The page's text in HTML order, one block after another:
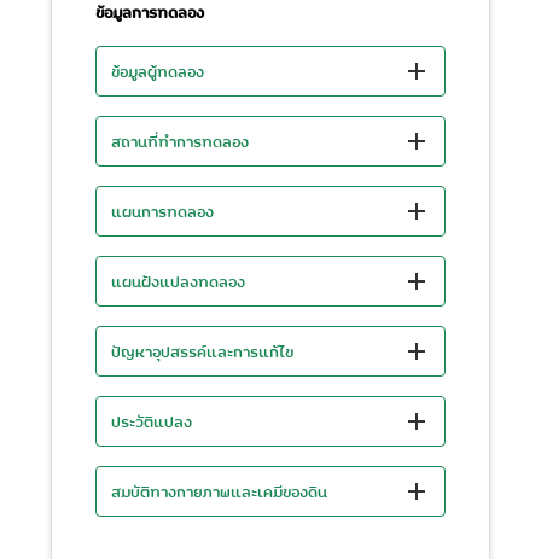
ข้อมูลการทดลอง
ข้อมูลผู้ทดลอง
สถานที่ทำการทดลอง
แผนการทดลอง
แผนฝังแปลงทดลอง
ปัญหาอุปสรรค์และการแก้ไข
ประวัติแปลง
สมบัติทางกายภาพและเคมีของดิน